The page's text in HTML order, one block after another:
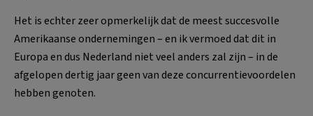
Het is echter zeer opmerkelijk dat de meest succesvolle
Amerikaanse ondernemingen – en ik vermoed dat dit in
Europa en dus Nederland niet veel anders zal zijn – in de
afgelopen dertig jaar geen van deze concurrentievoordelen
hebben genoten.